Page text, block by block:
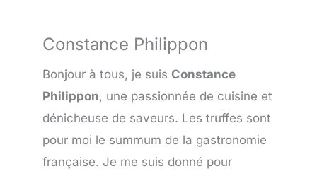
Constance Philippon
Bonjour à tous, je suis Constance
Philippon, une passionnée de cuisine et
dénicheuse de saveurs. Les truffes sont
pour moi le summum de la gastronomie
française. Je me suis donné pour